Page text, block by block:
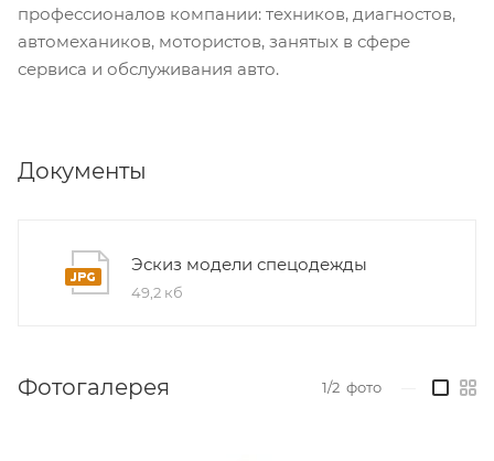
профессионалов компании: техников, диагностов,
автомехаников, мотористов, занятых в сфере
сервиса и обслуживания авто.
Документы
Эскиз модели спецодежды
49,2 кб
Фотогалерея 1/2 фото